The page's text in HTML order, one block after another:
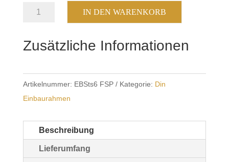
Din
Einbaurahmen
TS
FSP
Menge
IN DEN WARENKORB
Zusätzliche Informationen
Artikelnummer: EBSts6 FSP Kategorie: Din
Einbaurahmen
Beschreibung
Lieferumfang